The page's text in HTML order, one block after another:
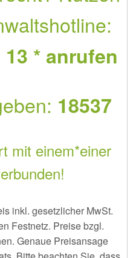
13 * anrufen
18537
mit einem*einer
inkl. gesetzlicher MwSt.
Festnetz. Preise bzgl.
Genaue Preisansage